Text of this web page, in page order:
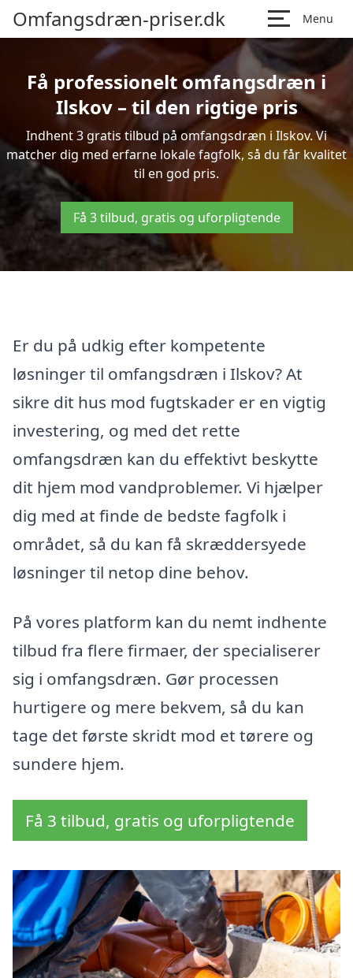
Omfangsdræn-priser.dk Menu
Få professionelt omfangsdræn i
Ilskov – til den rigtige pris
Indhent 3 gratis tilbud på omfangsdræn i Ilskov. Vi
matcher dig med erfarne lokale fagfolk, så du får kvalitet
til en god pris.
Få 3 tilbud, gratis og uforpligtende
Er du på udkig efter kompetente
løsninger til omfangsdræn i Ilskov? At
sikre dit hus mod fugtskader er en vigtig
investering, og med det rette
omfangsdræn kan du effektivt beskytte
dit hjem mod vandproblemer. Vi hjælper
dig med at finde de bedste fagfolk i
området, så du kan få skræddersyede
løsninger til netop dine behov.
På vores platform kan du nemt indhente
tilbud fra flere firmaer, der specialiserer
sig i omfangsdræn. Gør processen
hurtigere og mere bekvem, så du kan
tage det første skridt mod et tørere og
sundere hjem.
Få 3 tilbud, gratis og uforpligtende